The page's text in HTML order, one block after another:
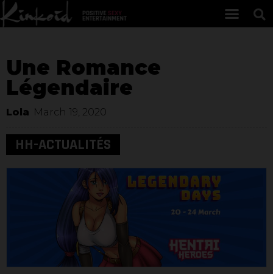
Une Romance
Légendaire
Lola March 19, 2020
HH-ACTUALITÉS